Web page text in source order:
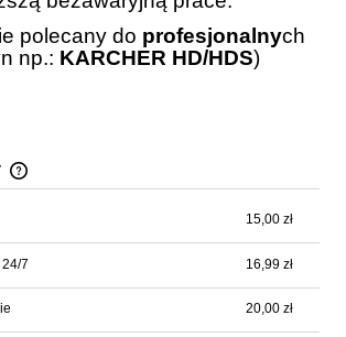
polecany do profesjonalnych
np.: KARCHER HD/HDS)
ewentualnych kosztów płatności
15,00 zł
7 16,99 zł
20,00 zł